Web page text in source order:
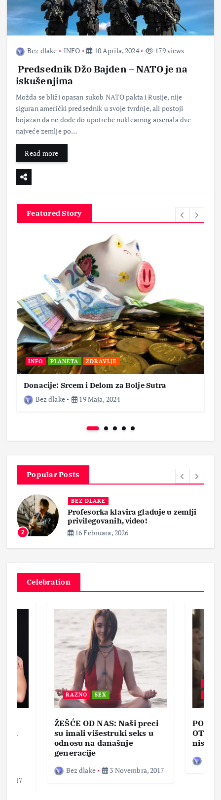
Bez dlake INFO 10 Aprila, 2024 179 views
Predsednik Džo Bajden – NATO je na
iskušenjima
Možda se bliži opasan sukob NATO pakta i Rusije, nije
siguran američki predsednik u svoje tvrdnje, ali postoji
bojazan da ne dođe do upotrebe nuklearnog arsenala dve
najveće zemlje po…
Read more
Featured Story
INFO PLANETA ZDRAVLJE
Donacije: Srcem i Delom za Bolje Sutra
Bez dlake
19 Maja, 2024
Popular Posts
2
BEZ DLAKE
Profesorka klavira gladuje u zemlji
privilegovanih, video!
16 Februara, 2026
Celebration
u
2017
RAZNO SEX
ŽEŠĆE OD NAS: Naši preci
su imali višestruki seks u
odnosu na današnje
generacije
Bez dlake 3 Novembra, 2017
BEZ
nisam